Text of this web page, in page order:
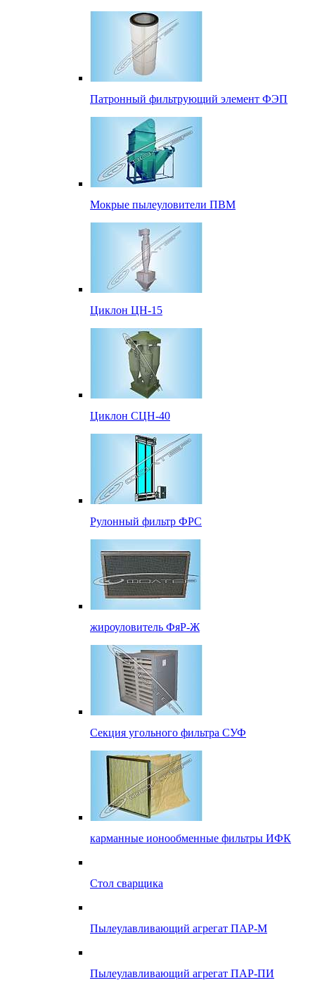
Патронный фильтрующий элемент ФЭП
Мокрые пылеуловители ПВМ
Циклон ЦН-15
Циклон СЦН-40
Рулонный фильтр ФРС
жироуловитель ФяР-Ж
Секция угольного фильтра СУФ
карманные ионообменные фильтры ИФК
Стол сварщика
Пылеулавливающий агрегат ПАР-М
Пылеулавливающий агрегат ПАР-ПИ